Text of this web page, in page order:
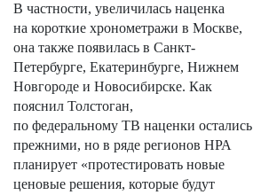
В частности, увеличилась наценка
на короткие хронометражи в Москве,
она также появилась в Санкт-
Петербурге, Екатеринбурге, Нижнем
Новгороде и Новосибирске. Как
пояснил Толстоган,
по федеральному ТВ наценки остались
прежними, но в ряде регионов НРА
планирует «протестировать новые
ценовые решения, которые будут